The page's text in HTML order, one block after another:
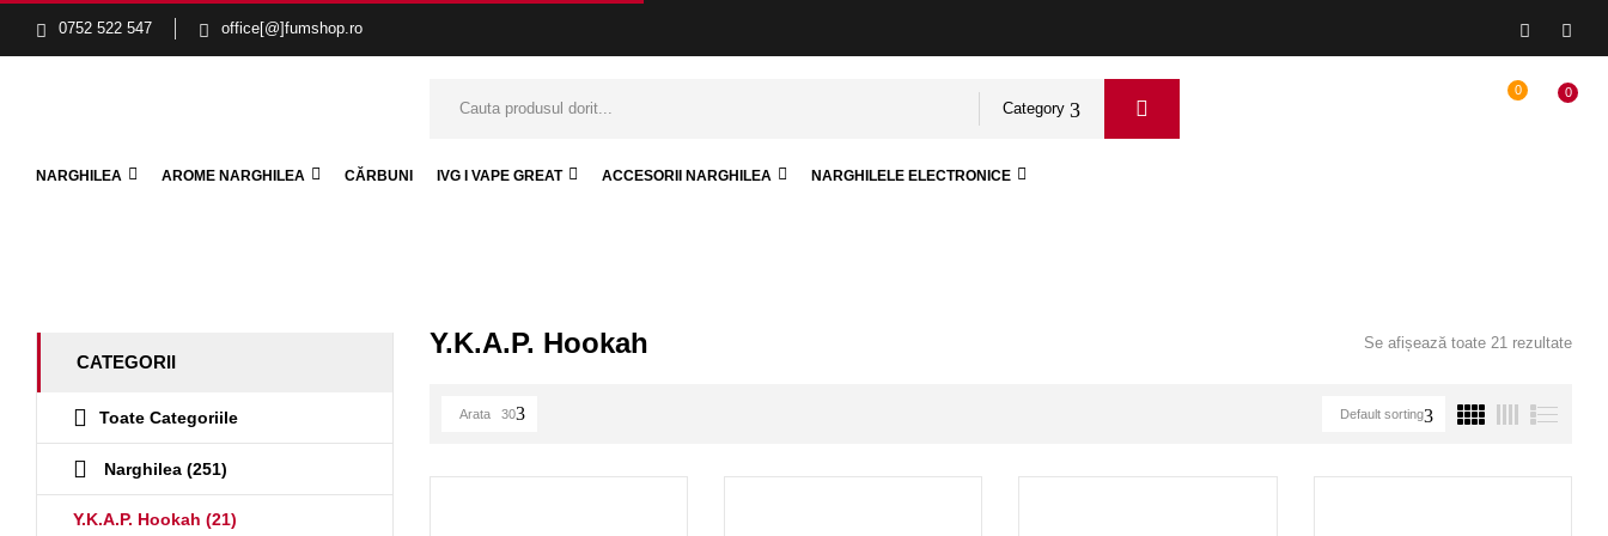
0752 522 547 office[@]fumshop.ro
Category
0 0
NARGHILEA AROME NARGHILEA CĂRBUNI IVG I VAPE GREAT ACCESORII NARGHILEA NARGHILELE ELECTRONICE
CATEGORII
Toate Categoriile
Narghilea (251)
Y.K.A.P. Hookah (21)
Y.K.A.P. Hookah Se afișează toate 21 rezultate
Default sorting
Arata 30